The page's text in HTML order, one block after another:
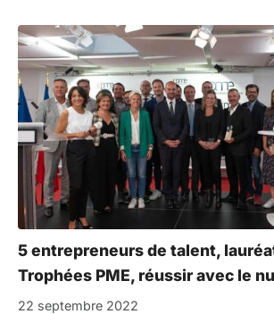
5 entrepreneurs de talent,
Trophées PME, réussir avec le
22 septembre 2022